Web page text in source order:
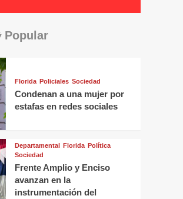
Popular
Florida Policiales Sociedad
Condenan a una mujer por
estafas en redes sociales
Departamental Florida Política
Sociedad
Frente Amplio y Enciso
avanzan en la
instrumentación del